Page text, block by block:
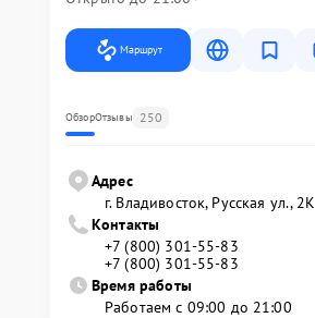
Маршрут
ОбзорОтзывы 250
Адрес
г. Владивосток, Русская ул., 2К
Контакты
+7 (800) 301-55-83
+7 (800) 301-55-83
Время работы
Работаем с 09:00 до 21:00